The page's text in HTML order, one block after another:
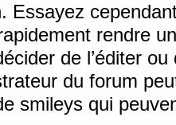
Essayez
rendre
de l’éditer
du forum
smileys qui